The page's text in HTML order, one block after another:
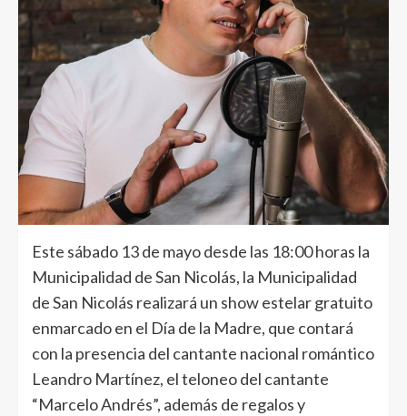
Este sábado 13 de mayo desde las 18:00 horas la
Municipalidad de San Nicolás, la Municipalidad
de San Nicolás realizará un show estelar gratuito
enmarcado en el Día de la Madre, que contará
con la presencia del cantante nacional romántico
Leandro Martínez, el teloneo del cantante
“Marcelo Andrés”, además de regalos y